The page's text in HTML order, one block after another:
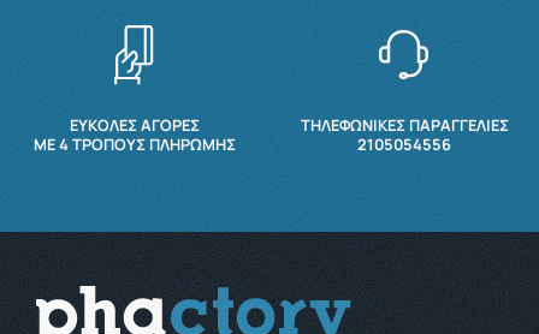
ΕΥΚΟΛΕΣ ΑΓΟΡΕΣ
ΜΕ 4 ΤΡΌΠΟΥΣ ΠΛΗΡΩΜΉΣ
ΤΗΛΕΦΩΝΙΚΕΣ ΠΑΡΑΓΓΕΛΙΕΣ
2105054556